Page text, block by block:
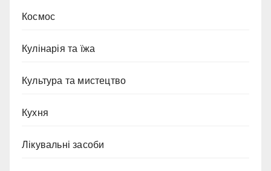
Космос
Кулінарія та їжа
Культура та мистецтво
Кухня
Лікувальні засоби